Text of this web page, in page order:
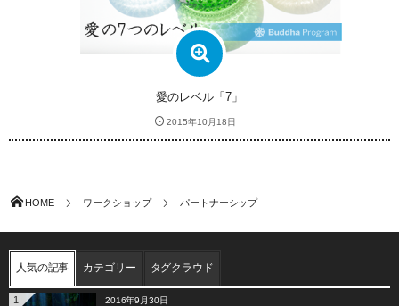
愛のレベル「7」
2015年10月18日
HOME ワークショップ パートナーシップ
人気の記事 カテゴリー タグクラウド
2016年9月30日
1